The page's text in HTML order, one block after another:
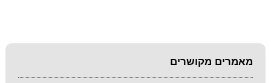
מאמרים מקושרים